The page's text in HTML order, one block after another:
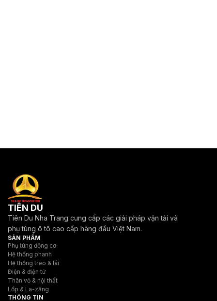
TIÊN DU
Tiên Du Nha Trang cung cấp các giải pháp vận tải và
phụ tùng ô tô cao cấp hàng đầu Việt Nam.
SẢN PHẨM
Phụ tùng động cơ
Hệ thống phanh
Hệ thống treo & lái
Điện & điện tử
Thân vỏ & nội thất
Lốp & La-zăng
THÔNG TIN